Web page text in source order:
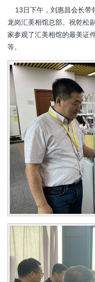
13日下午，刘惠昌会长带
龙岗汇美相馆总部。祝乾松
家参观了汇美相馆的最美证
等。